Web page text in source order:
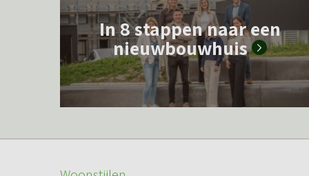
e
m
e
e
In 8 stappen naar een
nieuwbouwhuis